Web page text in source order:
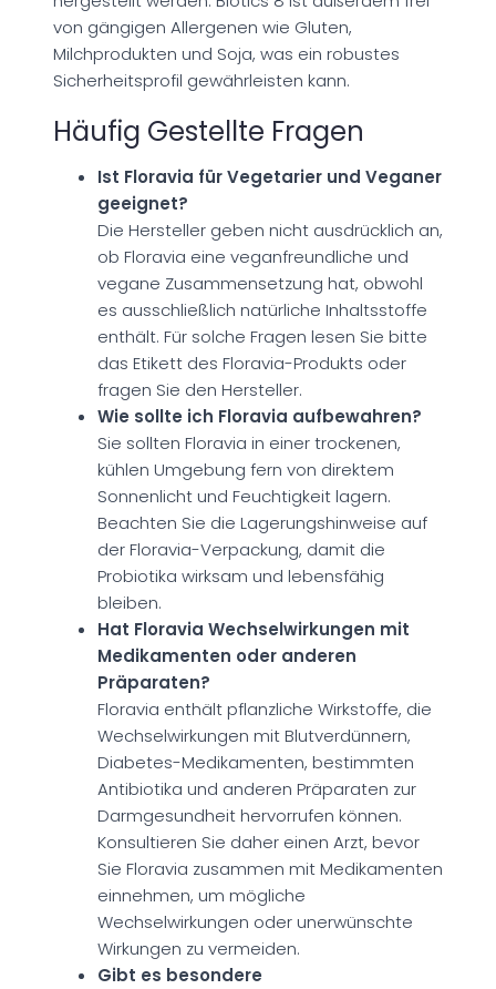
von gängigen Allergenen wie Gluten,
Milchprodukten und Soja, was ein robustes
Sicherheitsprofil gewährleisten kann.
Häufig Gestellte Fragen
Ist Floravia für Vegetarier und Veganer
geeignet?
Die Hersteller geben nicht ausdrücklich an,
ob Floravia eine veganfreundliche und
vegane Zusammensetzung hat, obwohl
es ausschließlich natürliche Inhaltsstoffe
enthält. Für solche Fragen lesen Sie bitte
das Etikett des Floravia-Produkts oder
fragen Sie den Hersteller.
Wie sollte ich Floravia aufbewahren?
Sie sollten Floravia in einer trockenen,
kühlen Umgebung fern von direktem
Sonnenlicht und Feuchtigkeit lagern.
Beachten Sie die Lagerungshinweise auf
der Floravia-Verpackung, damit die
Probiotika wirksam und lebensfähig
bleiben.
Hat Floravia Wechselwirkungen mit
Medikamenten oder anderen
Präparaten?
Floravia enthält pflanzliche Wirkstoffe, die
Wechselwirkungen mit Blutverdünnern,
Diabetes-Medikamenten, bestimmten
Antibiotika und anderen Präparaten zur
Darmgesundheit hervorrufen können.
Konsultieren Sie daher einen Arzt, bevor
Sie Floravia zusammen mit Medikamenten
einnehmen, um mögliche
Wechselwirkungen oder unerwünschte
Wirkungen zu vermeiden.
Gibt es besondere